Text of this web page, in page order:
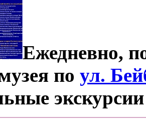
Ежедневно,
поул.